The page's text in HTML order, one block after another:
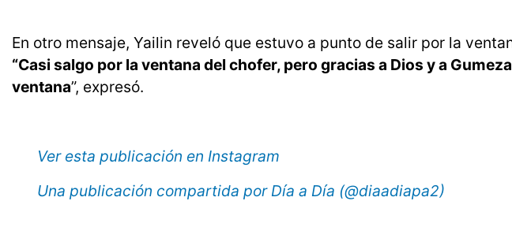
En otro mensaje, Yailin reveló que estuvo a punto de salir por la
“Casi salgo por la ventana del chofer, pero gracias a Dios y a
ventana”, expresó.
Ver esta publicación en Instagram
Una publicación compartida por Día a Día (@diaadiapa2)